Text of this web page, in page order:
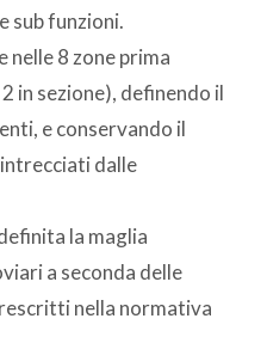
sub funzioni.
nelle 8 zone prima
in sezione), definendo il
e conservando il
dalle
la maglia
a seconda delle
nella normativa